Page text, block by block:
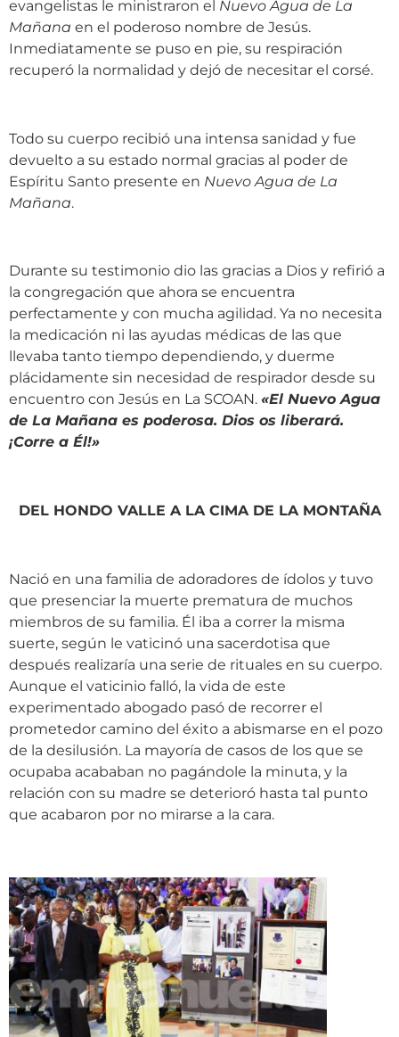
evangelistas le ministraron el Nuevo Agua de La
Mañana en el poderoso nombre de Jesús.
Inmediatamente se puso en pie, su respiración
recuperó la normalidad y dejó de necesitar el corsé.
Todo su cuerpo recibió una intensa sanidad y fue
devuelto a su estado normal gracias al poder de
Espíritu Santo presente en Nuevo Agua de La
Mañana.
Durante su testimonio dio las gracias a Dios y refirió a
la congregación que ahora se encuentra
perfectamente y con mucha agilidad. Ya no necesita
la medicación ni las ayudas médicas de las que
llevaba tanto tiempo dependiendo, y duerme
plácidamente sin necesidad de respirador desde su
encuentro con Jesús en La SCOAN. «El Nuevo Agua
de La Mañana es poderosa. Dios os liberará.
¡Corre a Él!»
DEL HONDO VALLE A LA CIMA DE LA MONTAÑA
Nació en una familia de adoradores de ídolos y tuvo
que presenciar la muerte prematura de muchos
miembros de su familia. Él iba a correr la misma
suerte, según le vaticinó una sacerdotisa que
después realizaría una serie de rituales en su cuerpo.
Aunque el vaticinio falló, la vida de este
experimentado abogado pasó de recorrer el
prometedor camino del éxito a abismarse en el pozo
de la desilusión. La mayoría de casos de los que se
ocupaba acababan no pagándole la minuta, y la
relación con su madre se deterioró hasta tal punto
que acabaron por no mirarse a la cara.